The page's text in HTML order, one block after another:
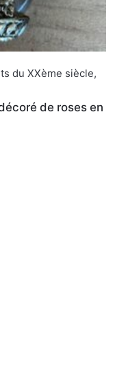
du XXème siècle,
de roses en